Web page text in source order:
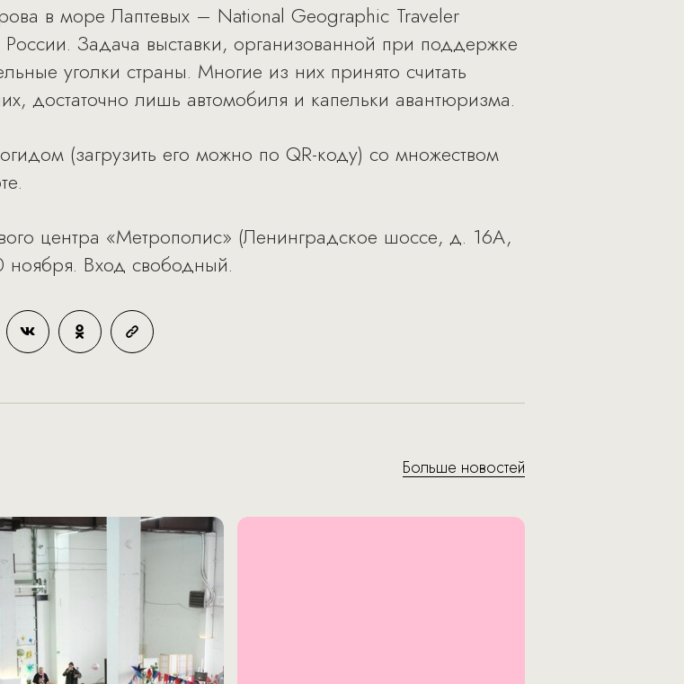
в море Лаптевых – National Geographic Traveler
Задача выставки, организованной при поддержке
уголки страны. Многие из них принято считать
достаточно лишь автомобиля и капельки авантюризма.
(загрузить его можно по QR-коду) со множеством
центра «Метрополис» (Ленинградское шоссе, д. 16А,
Вход свободный.
Больше новостей